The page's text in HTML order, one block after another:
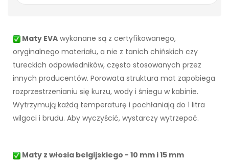
Maty EVA wykonane są z certyfikowanego,
oryginalnego materiału, a nie z tanich chińskich czy
tureckich odpowiedników, często stosowanych przez
innych producentów. Porowata struktura mat zapobiega
rozprzestrzenianiu się kurzu, wody i śniegu w kabinie.
Wytrzymują każdą temperaturę i pochłaniają do 1 litra
wilgoci i brudu. Aby wyczyścić, wystarczy wytrzepać.
Maty z włosia belgijskiego - 10 mm i 15 mm